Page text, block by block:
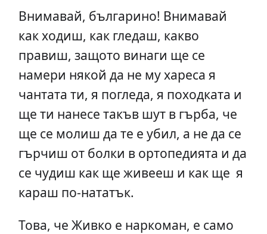
Внимавай, българино! Внимавай
как ходиш, как гледаш, какво
правиш, защото винаги ще се
намери някой да не му хареса я
чантата ти, я погледа, я походката и
ще ти нанесе такъв шут в гърба, че
ще се молиш да те е убил, а не да се
гърчиш от болки в ортопедията и да
се чудиш как ще живееш и как ще я
караш по-нататък.
Това, че Живко е наркоман, е само